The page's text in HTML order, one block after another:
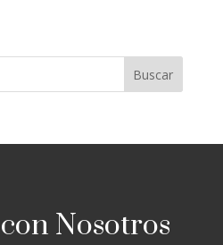
Buscar
Nosotros